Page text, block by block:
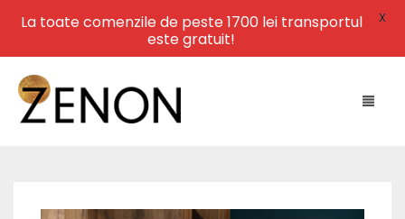
HOME
La toate comenzile de peste 1700 lei transportul
este gratuit!
X